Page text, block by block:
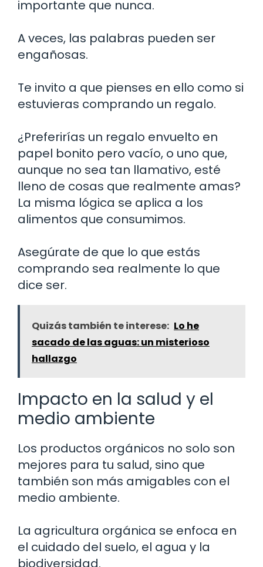
importante que nunca.
A veces, las palabras pueden ser
engañosas.
Te invito a que pienses en ello como si
estuvieras comprando un regalo.
¿Preferirías un regalo envuelto en
papel bonito pero vacío, o uno que,
aunque no sea tan llamativo, esté
lleno de cosas que realmente amas?
La misma lógica se aplica a los
alimentos que consumimos.
Asegúrate de que lo que estás
comprando sea realmente lo que
dice ser.
Quizás también te interese: Lo he
sacado de las aguas: un misterioso
hallazgo
Impacto en la salud y el
medio ambiente
Los productos orgánicos no solo son
mejores para tu salud, sino que
también son más amigables con el
medio ambiente.
La agricultura orgánica se enfoca en
el cuidado del suelo, el agua y la
biodiversidad.